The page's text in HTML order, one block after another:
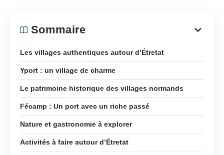
Sommaire
Les villages authentiques autour d’Étretat
Yport : un village de charme
Le patrimoine historique des villages normands
Fécamp : Un port avec un riche passé
Nature et gastronomie à explorer
Activités à faire autour d’Étretat